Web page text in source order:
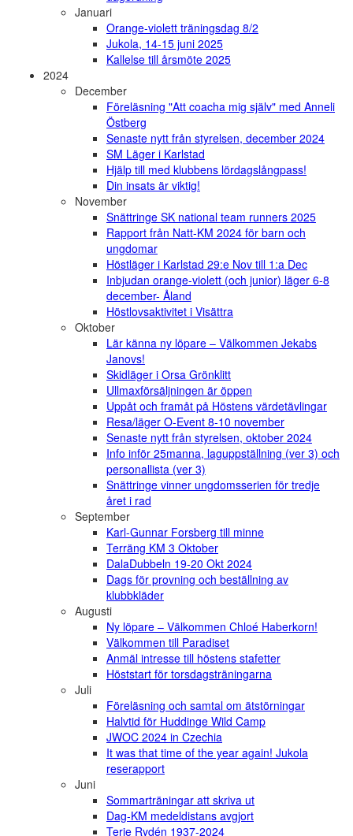
Januari
Orange-violett träningsdag 8/2
Jukola, 14-15 juni 2025
Kallelse till årsmöte 2025
2024
December
Föreläsning "Att coacha mig själv" med Anneli
Östberg
Senaste nytt från styrelsen, december 2024
SM Läger i Karlstad
Hjälp till med klubbens lördagslångpass!
Din insats är viktig!
November
Snättringe SK national team runners 2025
Rapport från Natt-KM 2024 för barn och
ungdomar
Höstläger i Karlstad 29:e Nov till 1:a Dec
Inbjudan orange-violett (och junior) läger 6-8
december- Åland
Höstlovsaktivitet i Visättra
Oktober
Lär känna ny löpare – Välkommen Jekabs
Janovs!
Skidläger i Orsa Grönklitt
Ullmaxförsäljningen är öppen
Uppåt och framåt på Höstens värdetävlingar
Resa/läger O-Event 8-10 november
Senaste nytt från styrelsen, oktober 2024
Info inför 25manna, laguppställning (ver 3) och
personallista (ver 3)
Snättringe vinner ungdomsserien för tredje
året i rad
September
Karl-Gunnar Forsberg till minne
Terräng KM 3 Oktober
DalaDubbeln 19-20 Okt 2024
Dags för provning och beställning av
klubbkläder
Augusti
Ny löpare – Välkommen Chloé Haberkorn!
Välkommen till Paradiset
Anmäl intresse till höstens stafetter
Höststart för torsdagsträningarna
Juli
Föreläsning och samtal om ätstörningar
Halvtid för Huddinge Wild Camp
JWOC 2024 in Czechia
It was that time of the year again! Jukola
reserapport
Juni
Sommarträningar att skriva ut
Dag-KM medeldistans avgjort
Terje Rydén 1937-2024